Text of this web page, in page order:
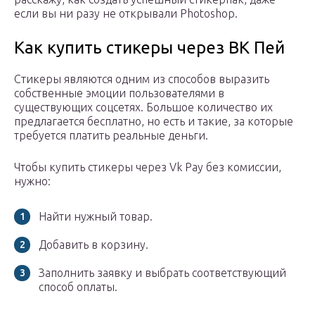
если вы ни разу не открывали Photoshop.
Как купить стикеры через ВК Пей
Стикеры являются одним из способов выразить
собственные эмоции пользователями в
существующих соцсетях. Большое количество их
предлагается бесплатно, но есть и такие, за которые
требуется платить реальные деньги.
Чтобы купить стикеры через Vk Pay без комиссии,
нужно:
Найти нужный товар.
Добавить в корзину.
Заполнить заявку и выбрать соответствующий
способ оплаты.